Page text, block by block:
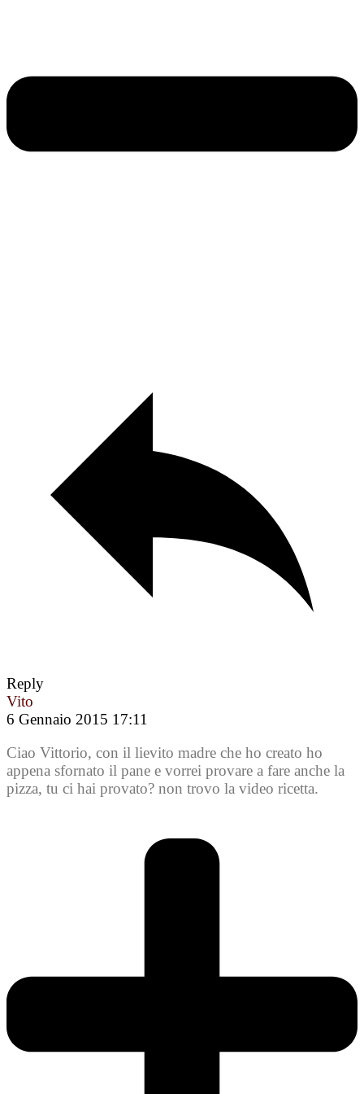
Reply
Vito
6 Gennaio 2015 17:11
Ciao Vittorio, con il lievito madre che ho creato ho
appena sfornato il pane e vorrei provare a fare anche la
pizza, tu ci hai provato? non trovo la video ricetta.